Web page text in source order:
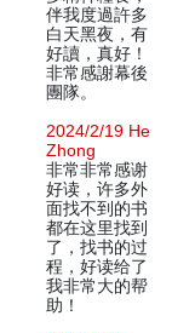
伴我度過許多
白天黑夜，有
好讀，真好！
非常感謝幕後
團隊。
2024/2/19 He
Zhong
非常非常感谢
好读，许多外
面找不到的书
都在这里找到
了，找书的过
程，好读给了
我非常大的帮
助！